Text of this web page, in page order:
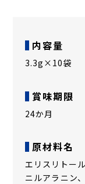
内容量
3.3g×10袋
賞味期限
24か月
原材料名
エリスリトー
ニルアラニン